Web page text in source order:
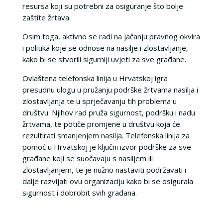
resursa koji su potrebni za osiguranje što bolje
zaštite žrtava.
Osim toga, aktivno se radi na jačanju pravnog okvira
i politika koje se odnose na nasilje i zlostavljanje,
kako bi se stvorili sigurniji uvjeti za sve građane.
Ovlaštena telefonska linija u Hrvatskoj igra
presudnu ulogu u pružanju podrške žrtvama nasilja i
zlostavljanja te u sprječavanju tih problema u
društvu. Njihov rad pruža sigurnost, podršku i nadu
žrtvama, te potiče promjene u društvu koja će
rezultirati smanjenjem nasilja. Telefonska linija za
pomoć u Hrvatskoj je ključni izvor podrške za sve
građane koji se suočavaju s nasiljem ili
zlostavljanjem, te je nužno nastaviti podržavati i
dalje razvijati ovu organizaciju kako bi se osigurala
sigurnost i dobrobit svih građana.